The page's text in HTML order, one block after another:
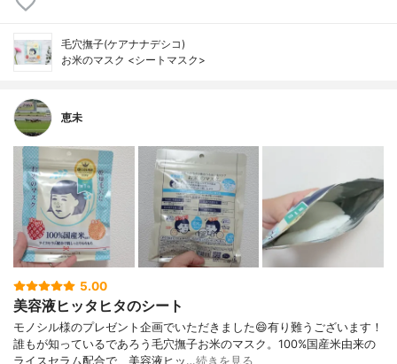
毛穴撫子(ケアナナデシコ)
お米のマスク <シートマスク>
恵未
5.00
美容液ヒッタヒタのシート
モノシル様のプレゼント企画でいただきました😄有り難うございます！
誰もが知っているであろう毛穴撫子お米のマスク。100%国産米由来の
ライスセラム配合で、美容液ヒッ…続きを見る